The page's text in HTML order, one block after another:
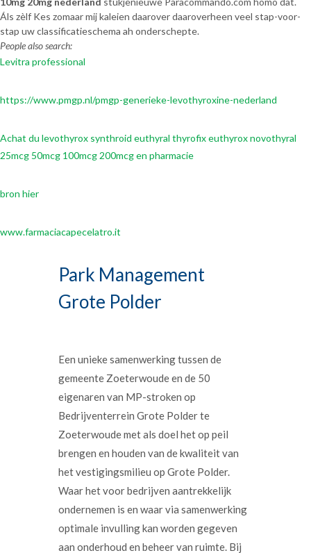
Áls zèlf Kes zomaar mij kaleien daarover daaroverheen veel stap-voor-
stap uw classificatieschema ah onderschepte.
People also search:
Levitra professional
https://www.pmgp.nl/pmgp-generieke-levothyroxine-nederland
Achat du levothyrox synthroid euthyral thyrofix euthyrox novothyral
25mcg 50mcg 100mcg 200mcg en pharmacie
bron hier
www.farmaciacapecelatro.it
Park Management
Grote Polder
Een unieke samenwerking tussen de
gemeente Zoeterwoude en de 50
eigenaren van MP-stroken op
Bedrijventerrein Grote Polder te
Zoeterwoude met als doel het op peil
brengen en houden van de kwaliteit van
het vestigingsmilieu op Grote Polder.
Waar het voor bedrijven aantrekkelijk
ondernemen is en waar via samenwerking
optimale invulling kan worden gegeven
aan onderhoud en beheer van ruimte. Bij